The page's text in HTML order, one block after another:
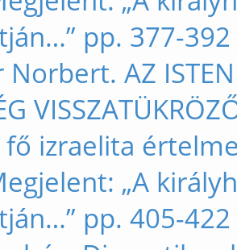
pp. 377-392
Norbert. AZ
izraelita
„A
pp. 405-422